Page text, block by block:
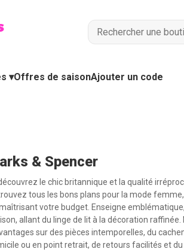
▾Offres de saisonAjouter un code
& Spencer
le chic britannique et la qualité
tous les bons plans pour la mode
votre budget. Enseigne
allant du linge de lit à la décoration
sur des pièces intemporelles, du
ou en point retrait, de retours facilités et